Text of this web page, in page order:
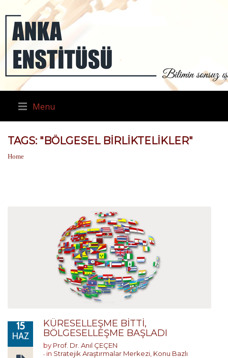
Menu
TAGS: "BÖLGESEL BIRLIKTELIKLER"
Home
15
HAZ
KÜRESELLEŞME BİTTİ,
BÖLGESELLEŞME BAŞLADI
by Prof. Dr. Anıl ÇEÇEN
in Stratejik Araştırmalar Merkezi Konu Bazlı